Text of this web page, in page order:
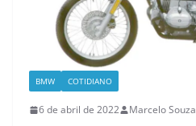
BMW COTIDIANO
6 de abril de 2022 Marcelo Souza